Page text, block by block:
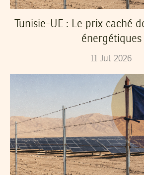
Tunisie-UE : Le prix caché
énergétiques
11 Jul 2026